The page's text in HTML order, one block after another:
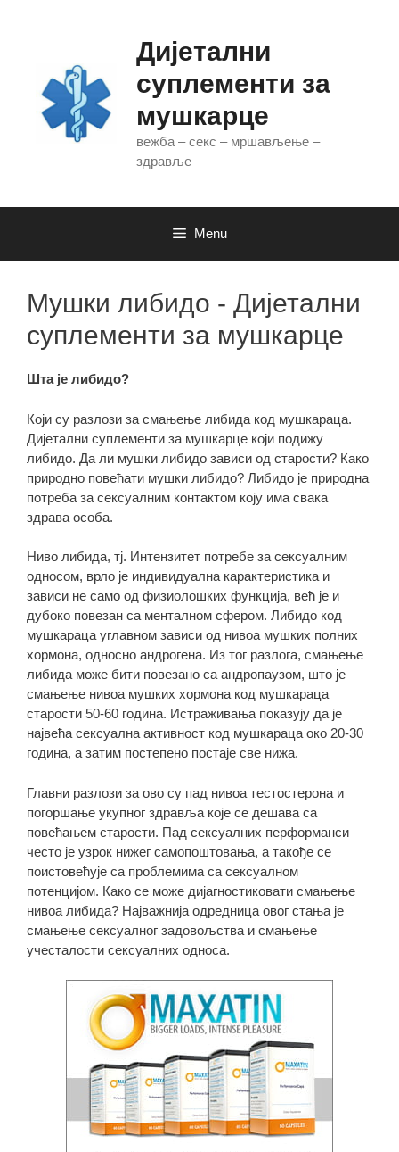
Дијетални
суплементи за
мушкарце
вежба – секс – мршављење –
здравље
Menu
Мушки либидо - Дијетални
суплементи за мушкарце
Шта је либидо?
Који су разлози за смањење либида код мушкараца.
Дијетални суплементи за мушкарце који подижу
либидо. Да ли мушки либидо зависи од старости? Како
природно повећати мушки либидо? Либидо је природна
потреба за сексуалним контактом коју има свака
здрава особа.
Ниво либида, тј. Интензитет потребе за сексуалним
односом, врло је индивидуална карактеристика и
зависи не само од физиолошких функција, већ је и
дубоко повезан са менталном сфером. Либидо код
мушкараца углавном зависи од нивоа мушких полних
хормона, односно андрогена. Из тог разлога, смањење
либида може бити повезано са андропаузом, што је
смањење нивоа мушких хормона код мушкараца
старости 50-60 година. Истраживања показују да је
највећа сексуална активност код мушкараца око 20-30
година, а затим постепено постаје све нижа.
Главни разлози за ово су пад нивоа тестостерона и
погоршање укупног здравља које се дешава са
повећањем старости. Пад сексуалних перформанси
често је узрок нижег самопоштовања, а такође се
поистовећује са проблемима са сексуалном
потенцијом. Како се може дијагностиковати смањење
нивоа либида? Најважнија одредница овог стања је
смањење сексуалног задовољства и смањење
учесталости сексуалних односа.